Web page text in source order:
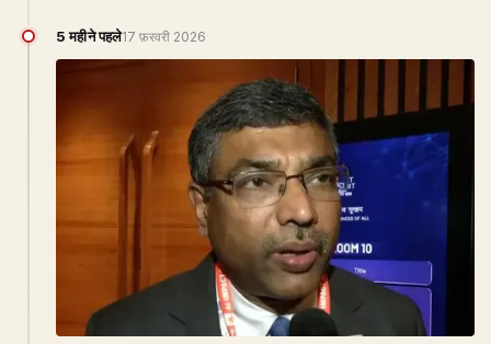
5 महीने पहले17 फ़रवरी 2026